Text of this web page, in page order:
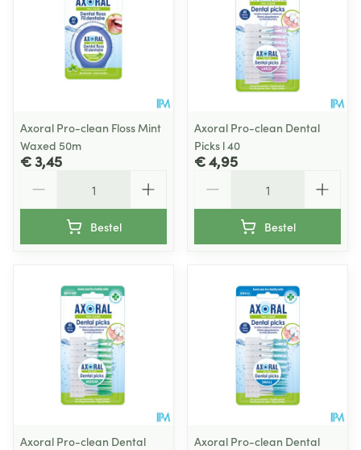
Axoral Pro-clean Floss Mint
Waxed 50m
€ 3,45
Bestel
Axoral Pro-clean Dental
Picks l 40
€ 4,95
Bestel
Axoral Pro-clean Dental
Axoral Pro-clean Dental